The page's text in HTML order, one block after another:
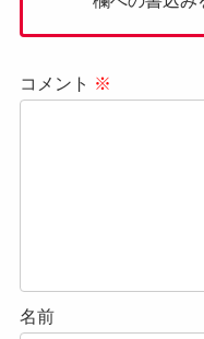
コメント ※
名前